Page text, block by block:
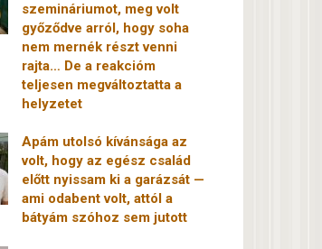
szemináriumot, meg volt
győződve arról, hogy soha
nem mernék részt venni
rajta… De a reakcióm
teljesen megváltoztatta a
helyzetet
Apám utolsó kívánsága az
volt, hogy az egész család
előtt nyissam ki a garázsát —
ami odabent volt, attól a
bátyám szóhoz sem jutott